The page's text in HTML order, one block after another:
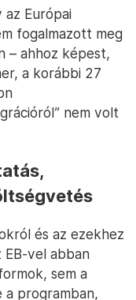
Európai
fogalmazott meg
– ahhoz képest,
a korábbi 27
nem volt
és az ezekhez
vel abban
sem a
a programban,